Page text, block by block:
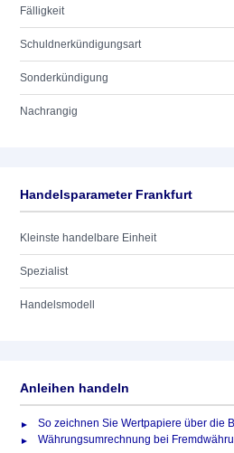
Fälligkeit
Schuldnerkündigungsart
Sonderkündigung
Nachrangig
Handelsparameter Frankfurt
Kleinste handelbare Einheit
Spezialist
Handelsmodell
Anleihen handeln
So zeichnen Sie Wertpapiere über die
Währungsumrechnung bei